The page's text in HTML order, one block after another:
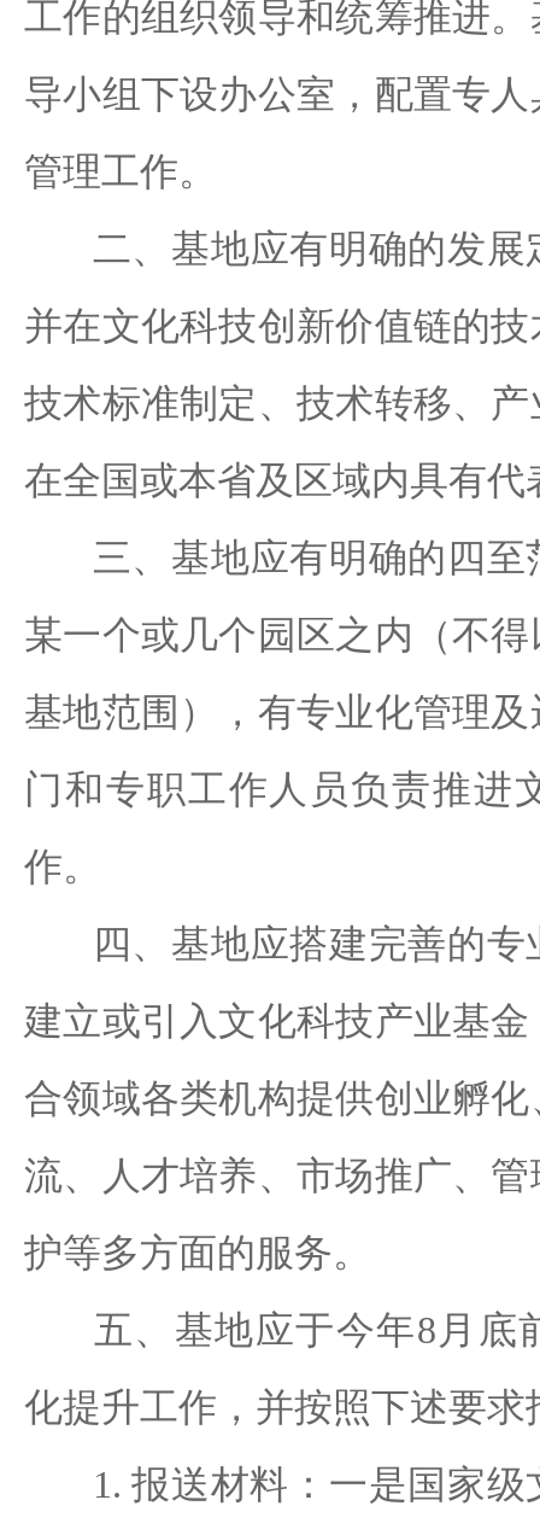
工作的组织领导和统筹推进
导小组下设办公室，配置专
管理工作。
二、基地应有明确的发展
并在文化科技创新价值链的
技术标准制定、技术转移、
在全国或本省及区域内具有代
三、基地应有明确的四至
某一个或几个园区之内（不
基地范围），有专业化管理
门和专职工作人员负责推进
作。
四、基地应搭建完善的专
建立或引入文化科技产业基
合领域各类机构提供创业孵
流、人才培养、市场推广、
护等多方面的服务。
五、基地应于今年8月底
化提升工作，并按照下述要求
1. 报送材料：一是国家级